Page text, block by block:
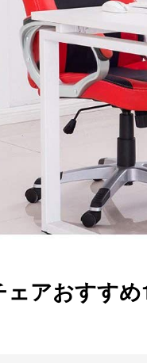
アおすす